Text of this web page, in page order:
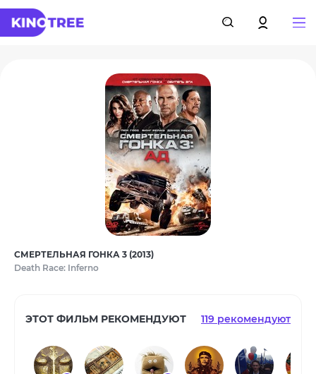
СМЕРТЕЛЬНАЯ ГОНКА 3 (2013)
Death Race: Inferno
ЭТОТ ФИЛЬМ РЕКОМЕНДУЮТ 119 рекомендуют